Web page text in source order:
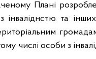
Плані
інваліднстю та
числі особи з